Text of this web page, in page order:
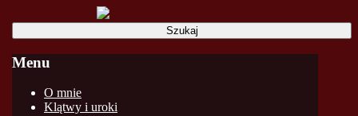
Szukaj:
Menu
Skip
O mnie
Klątwy i uroki